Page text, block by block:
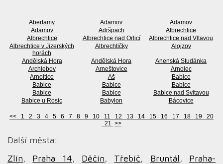
Abertamy Adamov
Adamov
Adamov
Adršpach
Albrechtice
Albrechtice
Albrechtice nad Orlicí
Albrechtice nad Vltavou
Albrechtice v Jizerských
horách
Albrechtičky Alojzov
Andělská Hora Andělská Hora
Anenská Studánka
Archlebov
Arneštovice
Arnolec
Arnoltice
Aš
Babice
Babice
Babice
Babice
Babice
Babice
Babice nad Svitavou
Babice u Rosic
Babylon Bácovice
<< 1 2 3 4 5 6 7 8 9 10 11 12 13 14 15 16 17 18 19
20
21 >>
Další města:
Zlín, Praha 14, Děčín, Třebíč, Bruntál, Praha-